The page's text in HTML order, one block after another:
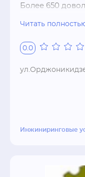
Более 650
Сметы ЛЮБОЙ
объекты!
коммерческими
Читать
0.0
Инжиниринговые